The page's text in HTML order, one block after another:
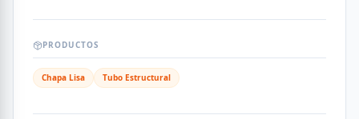
PRODUCTOS
Chapa Lisa Tubo Estructural